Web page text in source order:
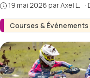
Courses & Événements
19 mai 2026 parAxel L. ·